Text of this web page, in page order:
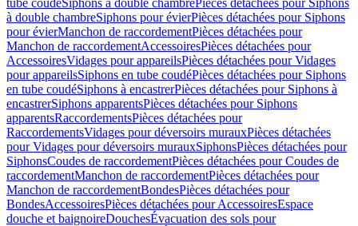
tube coudéSiphons à double chambrePièces détachées pour Siphons
à double chambreSiphons pour évierPièces détachées pour Siphons
pour évierManchon de raccordementPièces détachées pour
Manchon de raccordementAccessoiresPièces détachées pour
AccessoiresVidages pour appareilsPièces détachées pour Vidages
pour appareilsSiphons en tube coudéPièces détachées pour Siphons
en tube coudéSiphons à encastrerPièces détachées pour Siphons à
encastrerSiphons apparentsPièces détachées pour Siphons
apparentsRaccordementsPièces détachées pour
RaccordementsVidages pour déversoirs murauxPièces détachées
pour Vidages pour déversoirs murauxSiphonsPièces détachées pour
SiphonsCoudes de raccordementPièces détachées pour Coudes de
raccordementManchon de raccordementPièces détachées pour
Manchon de raccordementBondesPièces détachées pour
BondesAccessoiresPièces détachées pour AccessoiresEspace
douche et baignoireDouchesÉvacuation des sols pour